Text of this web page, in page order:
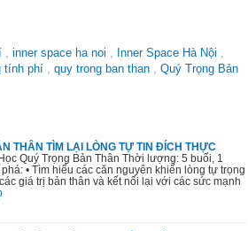
, inner space ha noi , Inner Space Hà Nội ,
tính phí , quy trong ban than , Quý Trọng Bản
THÂN TÌM LẠI LÒNG TỰ TIN ĐÍCH THỰC
Quý Trọng Bản Thân Thời lượng: 5 buổi, 1
• Tìm hiểu các căn nguyên khiến lòng tự trọng
giá trị bản thân và kết nối lại với các sức mạnh